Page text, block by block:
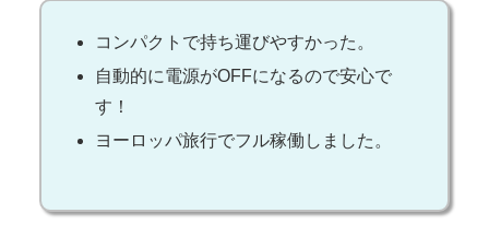
コンパクトで持ち運びやすかった。
自動的に電源がOFFになるので安心で
す！
ヨーロッパ旅行でフル稼働しました。